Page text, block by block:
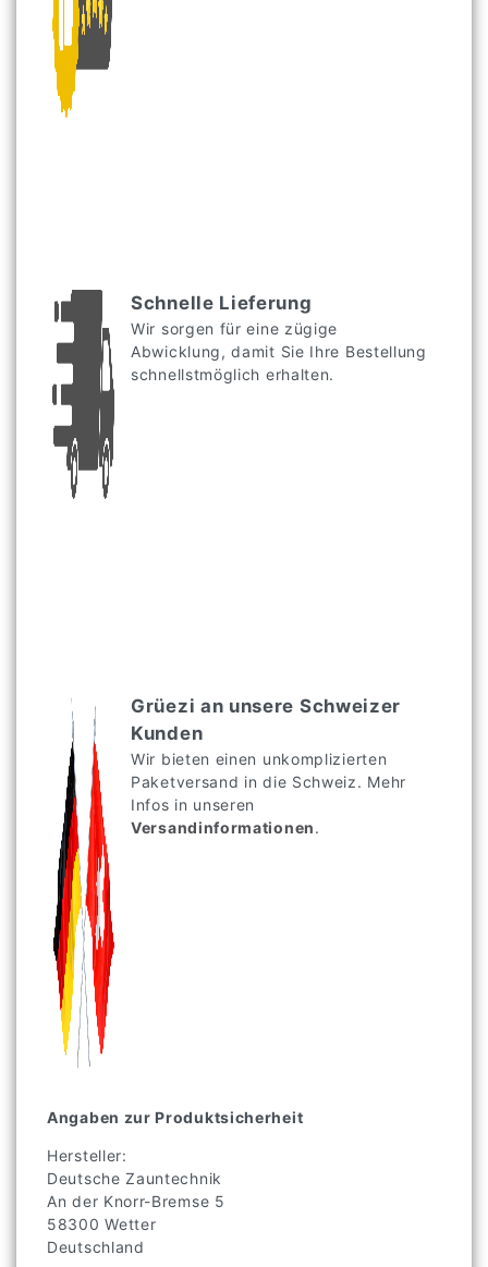
Schnelle Lieferung
Wir sorgen für eine zügige
Abwicklung, damit Sie Ihre Bestellung
schnellstmöglich erhalten.
Grüezi an unsere Schweizer
Kunden
Wir bieten einen unkomplizierten
Paketversand in die Schweiz. Mehr
Infos in unseren
Versandinformationen.
Angaben zur Produktsicherheit
Hersteller:
Deutsche Zauntechnik
An der Knorr-Bremse 5
58300 Wetter
Deutschland